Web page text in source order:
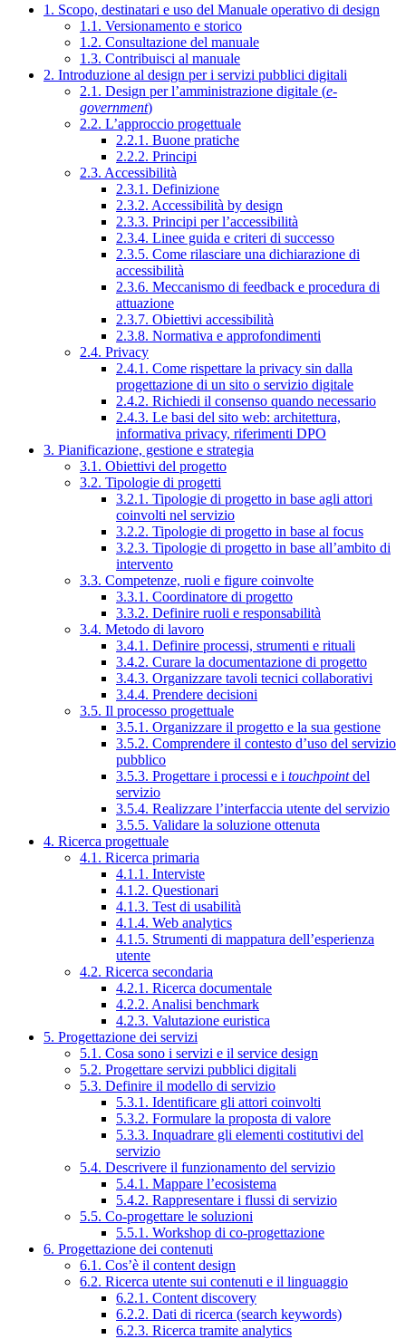
1. Scopo, destinatari e uso del Manuale operativo di design
1.1. Versionamento e storico
1.2. Consultazione del manuale
1.3. Contribuisci al manuale
2. Introduzione al design per i servizi pubblici digitali
2.1. Design per l’amministrazione digitale (e-
government)
2.2. L’approccio progettuale
2.2.1. Buone pratiche
2.2.2. Principi
2.3. Accessibilità
2.3.1. Definizione
2.3.2. Accessibilità by design
2.3.3. Principi per l’accessibilità
2.3.4. Linee guida e criteri di successo
2.3.5. Come rilasciare una dichiarazione di
accessibilità
2.3.6. Meccanismo di feedback e procedura di
attuazione
2.3.7. Obiettivi accessibilità
2.3.8. Normativa e approfondimenti
2.4. Privacy
2.4.1. Come rispettare la privacy sin dalla
progettazione di un sito o servizio digitale
2.4.2. Richiedi il consenso quando necessario
2.4.3. Le basi del sito web: architettura,
informativa privacy, riferimenti DPO
3. Pianificazione, gestione e strategia
3.1. Obiettivi del progetto
3.2. Tipologie di progetti
3.2.1. Tipologie di progetto in base agli attori
coinvolti nel servizio
3.2.2. Tipologie di progetto in base al focus
3.2.3. Tipologie di progetto in base all’ambito di
intervento
3.3. Competenze, ruoli e figure coinvolte
3.3.1. Coordinatore di progetto
3.3.2. Definire ruoli e responsabilità
3.4. Metodo di lavoro
3.4.1. Definire processi, strumenti e rituali
3.4.2. Curare la documentazione di progetto
3.4.3. Organizzare tavoli tecnici collaborativi
3.4.4. Prendere decisioni
3.5. Il processo progettuale
3.5.1. Organizzare il progetto e la sua gestione
3.5.2. Comprendere il contesto d’uso del servizio
pubblico
3.5.3. Progettare i processi e i touchpointdel
servizio
3.5.4. Realizzare l’interfaccia utente del servizio
3.5.5. Validare la soluzione ottenuta
4. Ricerca progettuale
4.1. Ricerca primaria
4.1.1. Interviste
4.1.2. Questionari
4.1.3. Test di usabilità
4.1.4. Web analytics
4.1.5. Strumenti di mappatura dell’esperienza
utente
4.2. Ricerca secondaria
4.2.1. Ricerca documentale
4.2.2. Analisi benchmark
4.2.3. Valutazione euristica
5. Progettazione dei servizi
5.1. Cosa sono i servizi e il service design
5.2. Progettare servizi pubblici digitali
5.3. Definire il modello di servizio
5.3.1. Identificare gli attori coinvolti
5.3.2. Formulare la proposta di valore
5.3.3. Inquadrare gli elementi costitutivi del
servizio
5.4. Descrivere il funzionamento del servizio
5.4.1. Mappare l’ecosistema
5.4.2. Rappresentare i flussi di servizio
5.5. Co-progettare le soluzioni
5.5.1. Workshop di co-progettazione
6. Progettazione dei contenuti
6.1. Cos’è il content design
6.2. Ricerca utente sui contenuti e il linguaggio
6.2.1. Content discovery
6.2.2. Dati di ricerca (search keywords)
6.2.3. Ricerca tramite analytics